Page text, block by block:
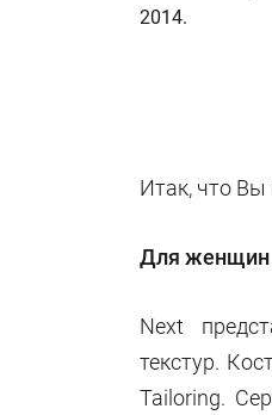
2014.
Итак, что Вы
Для женщин
Next
текстур.
Tailoring.